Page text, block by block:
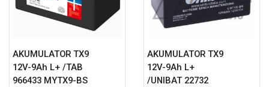
AKUMULATOR TX9
12V-9Ah L+ /TAB
966433 MYTX9-BS
AKUMULATOR TX9
12V-9Ah L+
/UNIBAT 22732